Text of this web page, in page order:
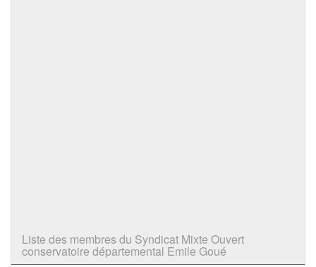
Liste des membres du Syndicat Mixte Ouvert
conservatoire départemental Emile Goué